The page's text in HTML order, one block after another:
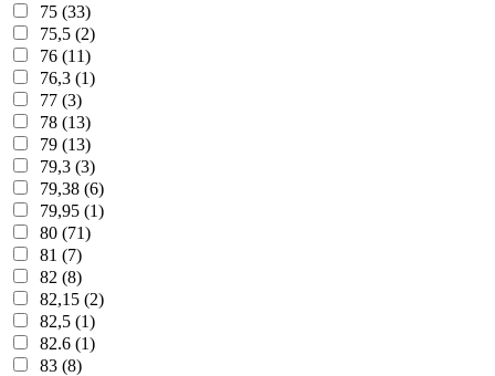
75 (33)
75,5 (2)
76 (11)
76,3 (1)
77 (3)
78 (13)
79 (13)
79,3 (3)
79,38 (6)
79,95 (1)
80 (71)
81 (7)
82 (8)
82,15 (2)
82,5 (1)
82.6 (1)
83 (8)